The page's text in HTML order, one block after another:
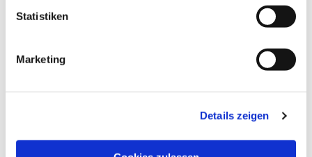
Statistiken
Marketing
Details zeigen